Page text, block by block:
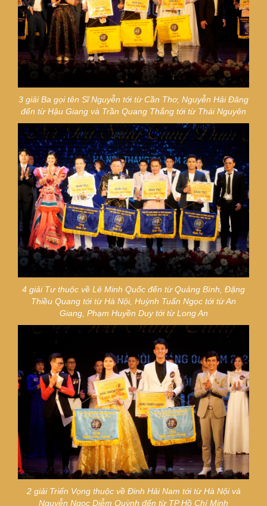
3 giải Ba gọi tên Sĩ Nguyễn tới từ Cần Thơ, Nguyễn Hải Đăng
đến từ Hậu Giang và Trần Quang Thắng tới từ Thái Nguyên
4 giải Tư thuộc về Lê Minh Quốc đến từ Quảng Bình, Đặng
Thiều Quang tới từ Hà Nội, Huỳnh Tuấn Ngọc tới từ An
Giang, Phạm Huyền Duy tới từ Long An
2 giải Triển Vọng thuộc vềĐinh Hải Nam tới từ Hà Nội và
Nguyễn Ngọc Diễm Quỳnh đến từ TP Hồ Chí Minh